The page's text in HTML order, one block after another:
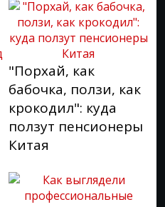
"Порхай, как
бабочка, ползи, как
крокодил": куда
ползут пенсионеры
Китая